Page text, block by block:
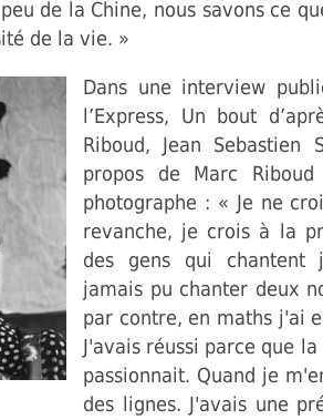
de la Chine, nous savons ce
de la vie. »
Dans une interview
l’Express, Un bout
Riboud, Jean Sebastien
propos de Marc
photographe : « Je ne
revanche, je crois à la
des gens qui
jamais pu chanter deux
par contre, en maths j'ai
J'avais réussi parce que
passionnait. Quand je
des lignes. J'avais une